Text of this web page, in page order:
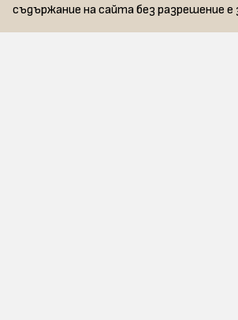
съдържание на сайта без разрешение е